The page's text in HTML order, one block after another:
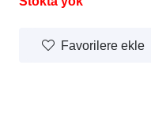
Favorilere ekle